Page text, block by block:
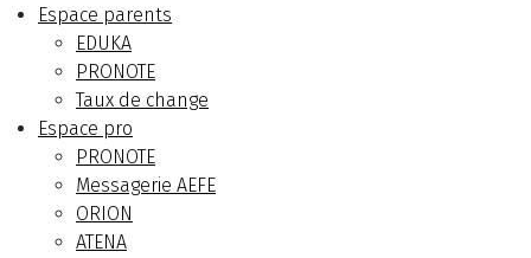
Espace parents
EDUKA
PRONOTE
Taux de change
Espace pro
PRONOTE
Messagerie AEFE
ORION
ATENA